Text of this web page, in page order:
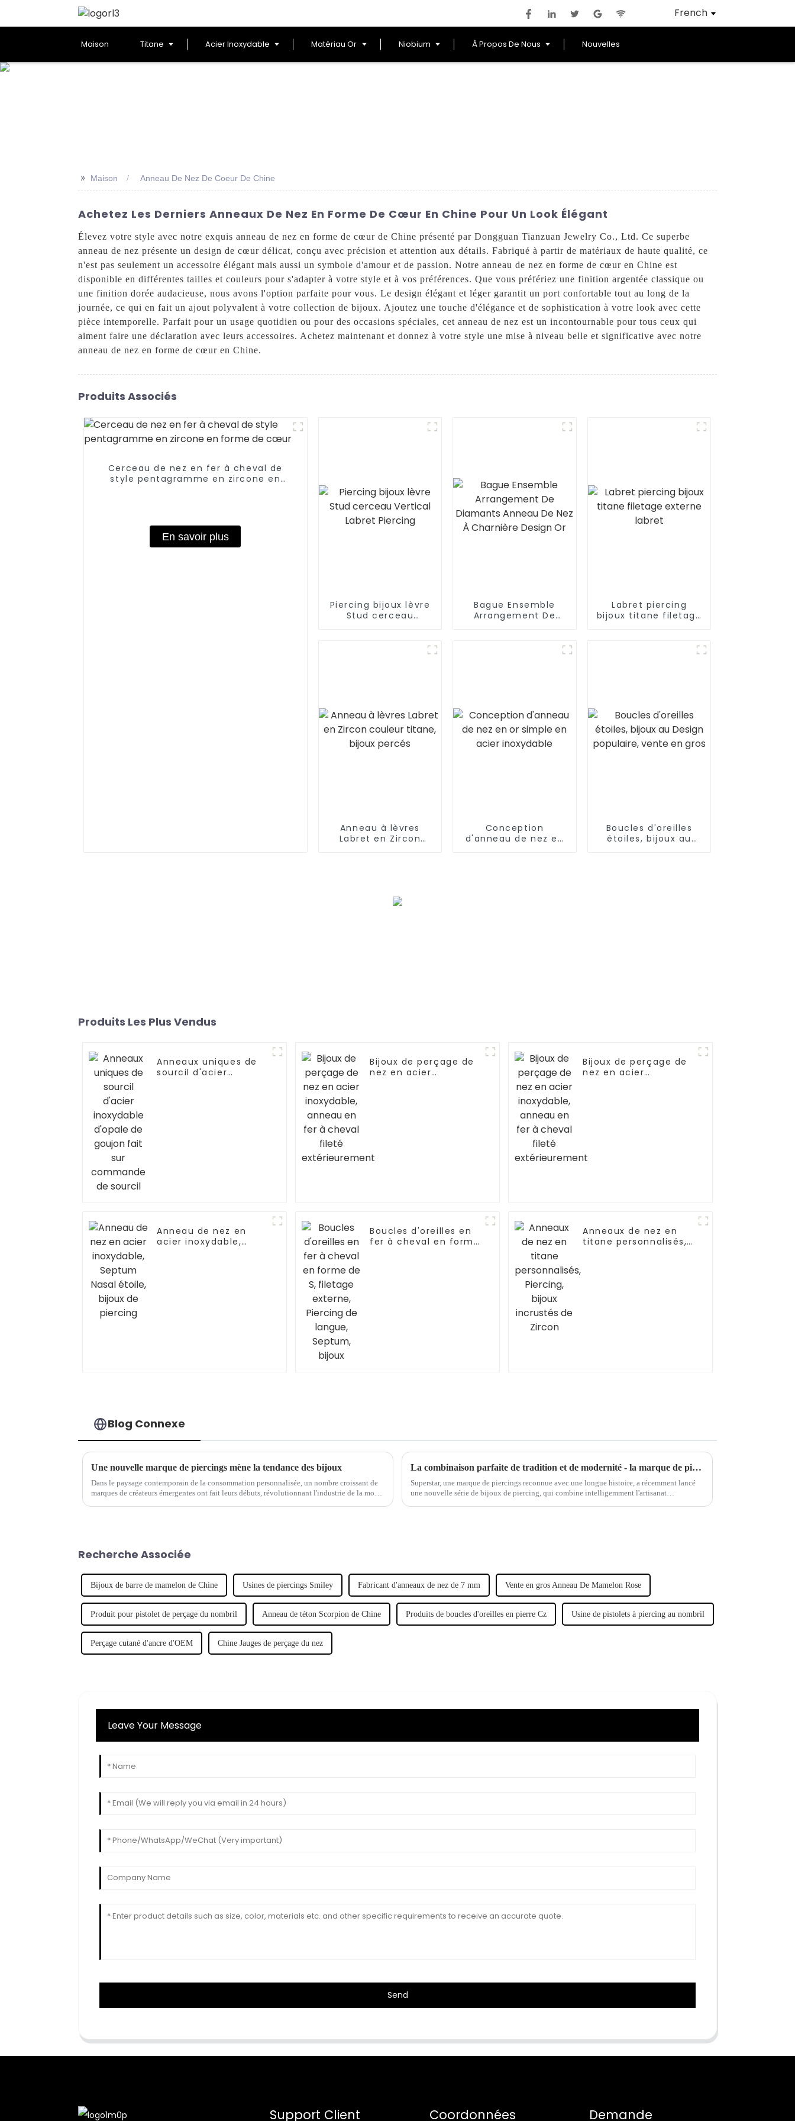
French
Maison Titane Acier Inoxydable Matériau Or Niobium À Propos De Nous Nouvelles
>> Maison Anneau De Nez De Coeur De Chine
Achetez Les Derniers Anneaux De Nez En Forme De Cœur En Chine Pour Un Look Élégant
Élevez votre style avec notre exquis anneau de nez en forme de cœur de Chine présenté par Dongguan Tianzuan Jewelry Co., Ltd. Ce superbe
anneau de nez présente un design de cœur délicat, conçu avec précision et attention aux détails. Fabriqué à partir de matériaux de haute qualité, ce
n'est pas seulement un accessoire élégant mais aussi un symbole d'amour et de passion. Notre anneau de nez en forme de cœur en Chine est
disponible en différentes tailles et couleurs pour s'adapter à votre style et à vos préférences. Que vous préfériez une finition argentée classique ou
une finition dorée audacieuse, nous avons l'option parfaite pour vous. Le design élégant et léger garantit un port confortable tout au long de la
journée, ce qui en fait un ajout polyvalent à votre collection de bijoux. Ajoutez une touche d'élégance et de sophistication à votre look avec cette
pièce intemporelle. Parfait pour un usage quotidien ou pour des occasions spéciales, cet anneau de nez est un incontournable pour tous ceux qui
aiment faire une déclaration avec leurs accessoires. Achetez maintenant et donnez à votre style une mise à niveau belle et significative avec notre
anneau de nez en forme de cœur en Chine.
Produits Associés
Cerceau de nez en fer à cheval de
style pentagramme en zircone en
En savoir plus
Piercing bijoux lèvre
Stud cerceau
Bague Ensemble
Arrangement De
Labret piercing
bijoux titane filetage
Anneau à lèvres
Labret en Zircon
Conception
d'anneau de nez en
Boucles d'oreilles
étoiles, bijoux au
Produits Les Plus Vendus
Anneaux uniques de
sourcil d'acier
Bijoux de perçage de
nez en acier
Bijoux de perçage de
nez en acier
Anneau de nez en
acier inoxydable,
Boucles d'oreilles en
fer à cheval en forme
Anneaux de nez en
titane personnalisés,
Blog Connexe
Une nouvelle marque de piercings mène la tendance des bijoux
Dans le paysage contemporain de la consommation personnalisée, un nombre croissant de
marques de créateurs émergentes ont fait leurs débuts, révolutionnant l'industrie de la mode.
La combinaison parfaite de tradition et de modernité - la marque de piercings séculaire lance une nouvelle série de bijoux
Superstar, une marque de piercings reconnue avec une longue histoire, a récemment lancé
une nouvelle série de bijoux de piercing, qui combine intelligemment l'artisanat
Recherche Associée
Bijoux de barre de mamelon de Chine Usines de piercings Smiley Fabricant d'anneaux de nez de 7 mm Vente en gros Anneau De Mamelon Rose
Produit pour pistolet de perçage du nombril Anneau de téton Scorpion de Chine Produits de boucles d'oreilles en pierre Cz Usine de pistolets à piercing au nombril
Perçage cutané d'ancre d'OEM Chine Jauges de perçage du nez
Leave Your Message
Send
Support Client Coordonnées Demande